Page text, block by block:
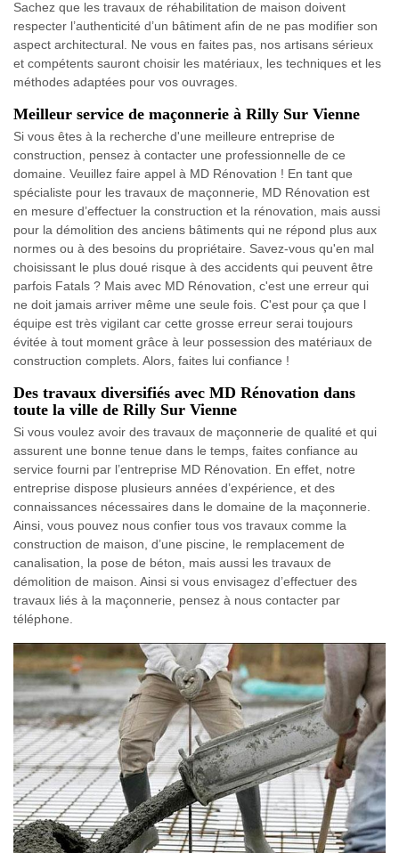
Sachez que les travaux de réhabilitation de maison doivent
respecter l’authenticité d’un bâtiment afin de ne pas modifier son
aspect architectural. Ne vous en faites pas, nos artisans sérieux
et compétents sauront choisir les matériaux, les techniques et les
méthodes adaptées pour vos ouvrages.
Meilleur service de maçonnerie à Rilly Sur Vienne
Si vous êtes à la recherche d'une meilleure entreprise de
construction, pensez à contacter une professionnelle de ce
domaine. Veuillez faire appel à MD Rénovation ! En tant que
spécialiste pour les travaux de maçonnerie, MD Rénovation est
en mesure d’effectuer la construction et la rénovation, mais aussi
pour la démolition des anciens bâtiments qui ne répond plus aux
normes ou à des besoins du propriétaire. Savez-vous qu'en mal
choisissant le plus doué risque à des accidents qui peuvent être
parfois Fatals ? Mais avec MD Rénovation, c'est une erreur qui
ne doit jamais arriver même une seule fois. C'est pour ça que l
équipe est très vigilant car cette grosse erreur serai toujours
évitée à tout moment grâce à leur possession des matériaux de
construction complets. Alors, faites lui confiance !
Des travaux diversifiés avec MD Rénovation dans
toute la ville de Rilly Sur Vienne
Si vous voulez avoir des travaux de maçonnerie de qualité et qui
assurent une bonne tenue dans le temps, faites confiance au
service fourni par l’entreprise MD Rénovation. En effet, notre
entreprise dispose plusieurs années d’expérience, et des
connaissances nécessaires dans le domaine de la maçonnerie.
Ainsi, vous pouvez nous confier tous vos travaux comme la
construction de maison, d’une piscine, le remplacement de
canalisation, la pose de béton, mais aussi les travaux de
démolition de maison. Ainsi si vous envisagez d’effectuer des
travaux liés à la maçonnerie, pensez à nous contacter par
téléphone.